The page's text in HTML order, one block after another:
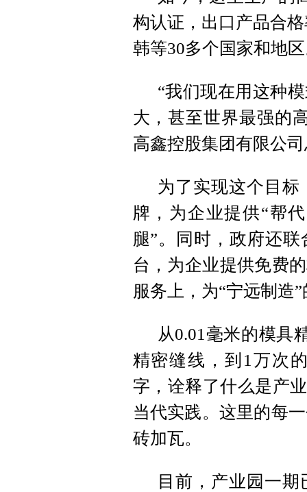
构认证，出口产品合
韩等30多个国家和地
“我们现在用这种
大，甚至世界最强的
高鑫控股集团有限公
为了实现这个目标
牌，为企业提供“帮
腿”。同时，政府还
台，为企业提供免费
服务上，为“宁远制造
从0.01毫米的模具
精密缝线，到1万次
字，诠释了什么是产
当代实践。这里的每
砖加瓦。
目前，产业园一